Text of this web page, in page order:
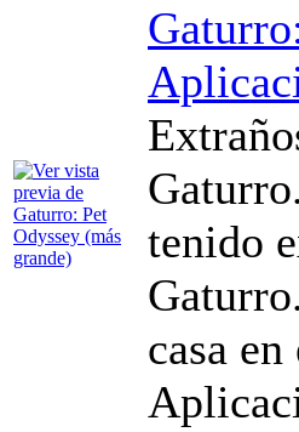
tenido
casa en